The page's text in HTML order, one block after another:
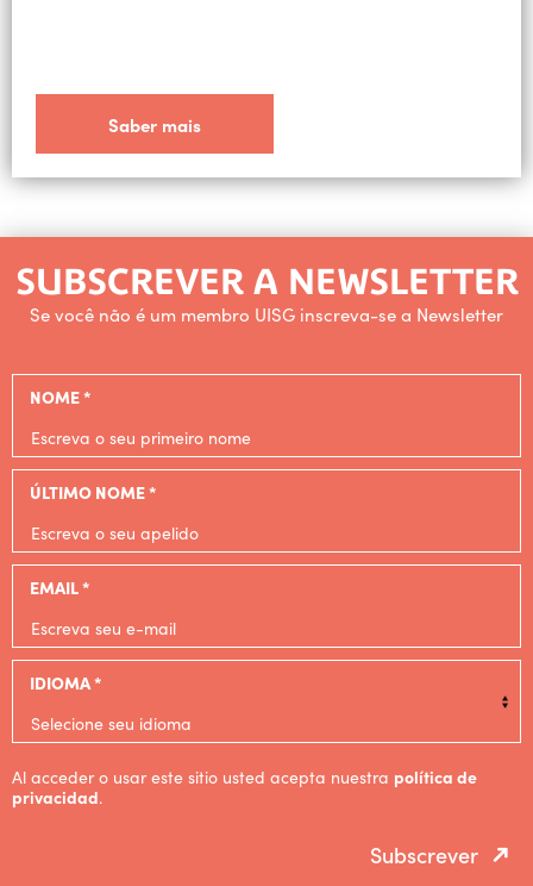
Saber mais
SUBSCREVER A NEWSLETTER
Se você não é um membro UISG inscreva-se a Newsletter
NOME *
ÚLTIMO NOME *
EMAIL *
IDIOMA *
Al acceder o usar este sitio usted acepta nuestra política de
privacidad.
Subscrever